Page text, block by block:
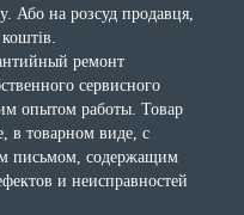
Або на розсуд продавця,
ремонт
сервисного
опытом работы. Товар
в товарном виде, с
письмом, содержащим
и неисправностей